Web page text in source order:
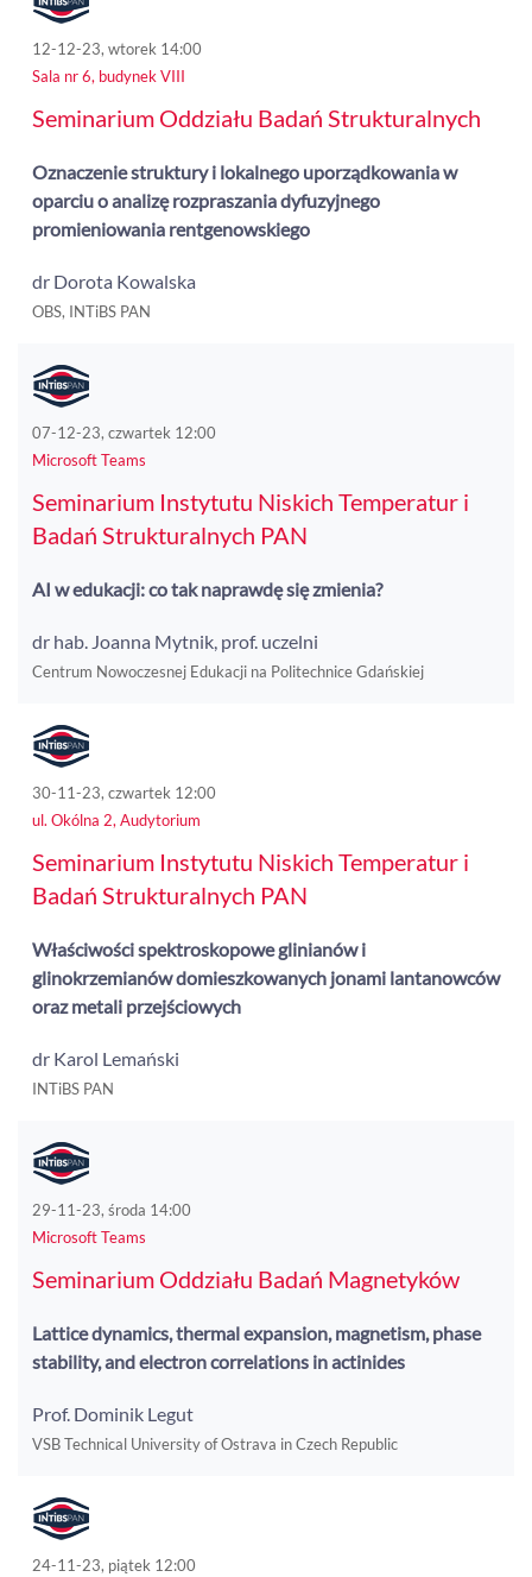
12-12-23, wtorek 14:00
Sala nr 6, budynek VIII
Seminarium Oddziału Badań Strukturalnych
Oznaczenie struktury i lokalnego uporządkowania w
oparciu o analizę rozpraszania dyfuzyjnego
promieniowania rentgenowskiego
dr Dorota Kowalska
OBS, INTiBS PAN
07-12-23, czwartek 12:00
Microsoft Teams
Seminarium Instytutu Niskich Temperatur i
Badań Strukturalnych PAN
AI w edukacji: co tak naprawdę się zmienia?
dr hab. Joanna Mytnik, prof. uczelni
Centrum Nowoczesnej Edukacji na Politechnice Gdańskiej
30-11-23, czwartek 12:00
ul. Okólna 2, Audytorium
Seminarium Instytutu Niskich Temperatur i
Badań Strukturalnych PAN
Właściwości spektroskopowe glinianów i
glinokrzemianów domieszkowanych jonami lantanowców
oraz metali przejściowych
dr Karol Lemański
INTiBS PAN
29-11-23, środa 14:00
Microsoft Teams
Seminarium Oddziału Badań Magnetyków
Lattice dynamics, thermal expansion, magnetism, phase
stability, and electron correlations in actinides
Prof. Dominik Legut
VSB Technical University of Ostrava in Czech Republic
24-11-23, piątek 12:00